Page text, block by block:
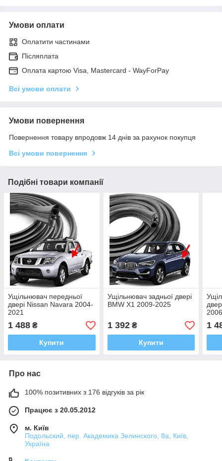
Умови оплати
Оплатити частинами
Післяплата
Оплата картою Visa, Mastercard - WayForPay
Всі умови оплати
Умови повернення
Повернення товару впродовж 14 днів за рахунок покупця
Всі умови повернення
Подібні товари компанії
Ущільнювач передньої
двері Nissan Navara 2004-
2021
1 488 ₴
Купити
Ущільнювач задньої двері
BMW X1 2009-2025
1 392₴
Купити
1
Про нас
100% позитивних з 176 відгуків за рік
Працює з 20.05.2012
м. Київ
Подольский, пер. Академика Зелинского, 8а, Київ,
Україна